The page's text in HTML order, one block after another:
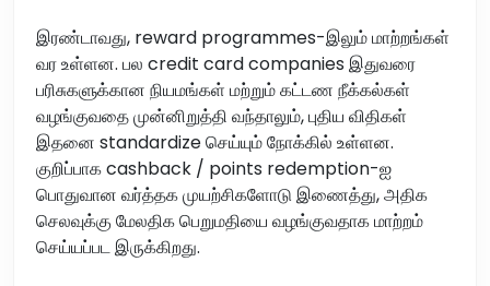
இரண்டாவது, reward programmes-இலும் மாற்றங்கள்
வர உள்ளன. பல credit card companies இதுவரை
பரிசுகளுக்கான நியமங்கள் மற்றும் கட்டண நீக்கல்கள்
வழங்குவதை முன்னிறுத்தி வந்தாலும், புதிய விதிகள்
இதனை standardize செய்யும் நோக்கில் உள்ளன.
குறிப்பாக cashback / points redemption-ஐ
பொதுவான வர்த்தக முயற்சிகளோடு இணைத்து, அதிக
செலவுக்கு மேலதிக பெறுமதியை வழங்குவதாக மாற்றம்
செய்யப்பட இருக்கிறது.